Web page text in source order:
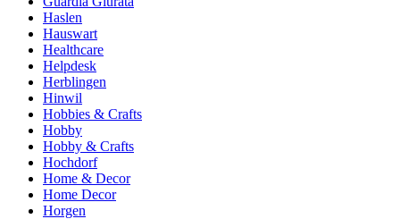
Haslen
Hauswart
Healthcare
Helpdesk
Herblingen
Hinwil
Hobbies & Crafts
Hobby
Hobby & Crafts
Hochdorf
Home & Decor
Home Decor
Horgen